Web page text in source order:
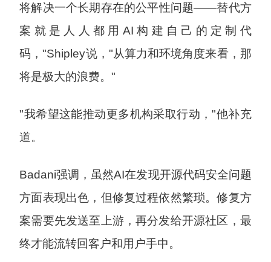
将解决一个长期存在的公平性问题——替代方
案就是人人都用AI构建自己的定制代
码，"Shipley说，"从算力和环境角度来看，那
将是极大的浪费。"
"我希望这能推动更多机构采取行动，"他补充
道。
Badani强调，虽然AI在发现开源代码安全问题
方面表现出色，但修复过程依然繁琐。修复方
案需要先发送至上游，再分发给开源社区，最
终才能流转回客户和用户手中。